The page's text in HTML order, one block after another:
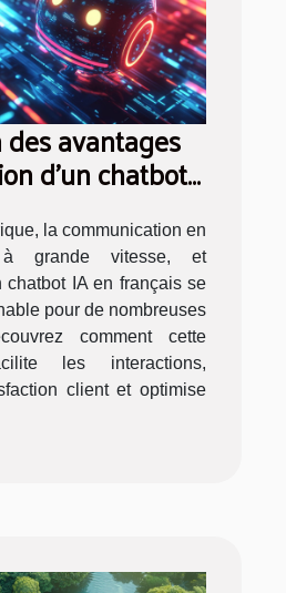
avantages
d'un chatbot
la communication en
grande vitesse, et
chatbot IA en français se
pour de nombreuses
comment cette
les interactions,
client et optimise